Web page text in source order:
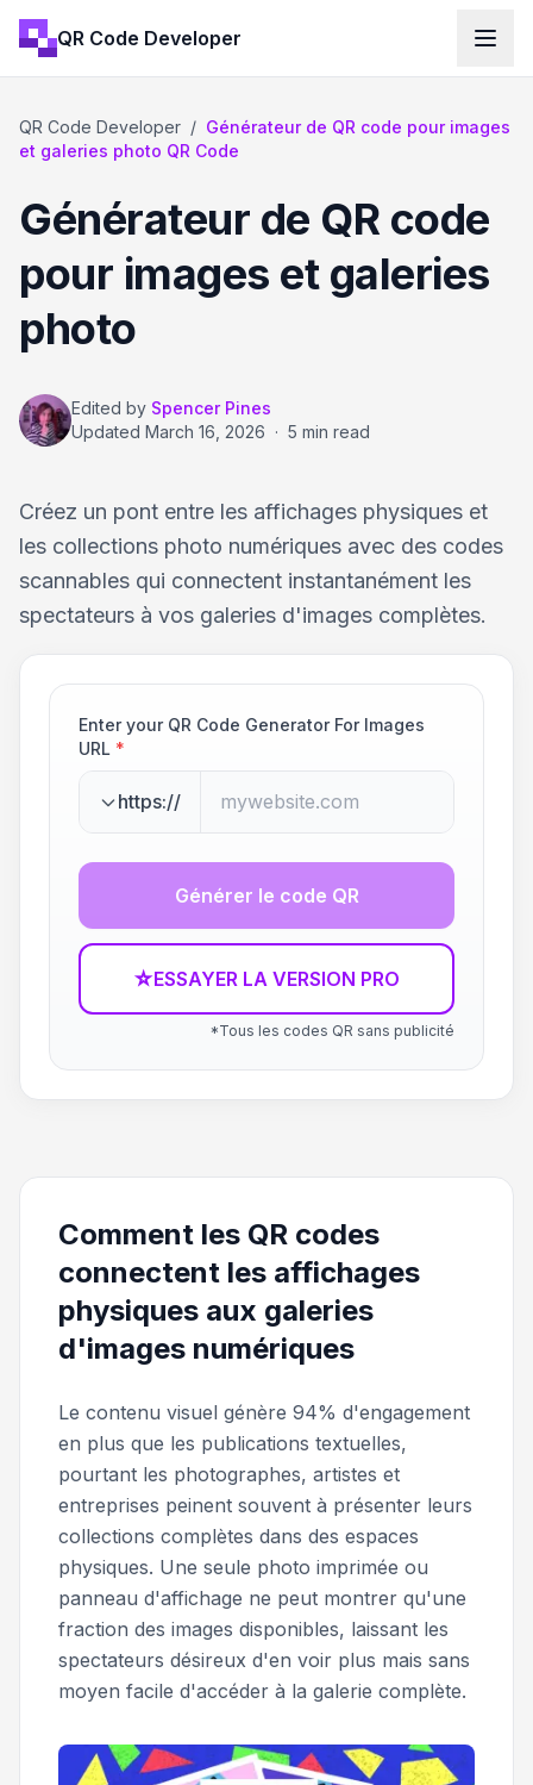
QR Code Developer
QR Code Developer / Générateur de QR code pour images
et galeries photo QR Code
Générateur de QR code
pour images et galeries
photo
Edited by Spencer Pines
Updated March 16, 2026 · 5 min read
Créez un pont entre les affichages physiques et
les collections photo numériques avec des codes
scannables qui connectent instantanément les
spectateurs à vos galeries d'images complètes.
Enter your QR Code Generator For Images
URL *
https://
Générer le code QR
☆ESSAYER LA VERSION PRO
*Tous les codes QR sans publicité
Comment les QR codes
connectent les affichages
physiques aux galeries
d'images numériques
Le contenu visuel génère 94% d'engagement
en plus que les publications textuelles,
pourtant les photographes, artistes et
entreprises peinent souvent à présenter leurs
collections complètes dans des espaces
physiques. Une seule photo imprimée ou
panneau d'affichage ne peut montrer qu'une
fraction des images disponibles, laissant les
spectateurs désireux d'en voir plus mais sans
moyen facile d'accéder à la galerie complète.